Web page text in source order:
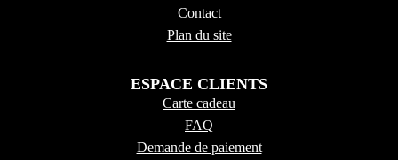
Contact
Plan du site
ESPACE CLIENTS
Carte cadeau
FAQ
Demande de paiement